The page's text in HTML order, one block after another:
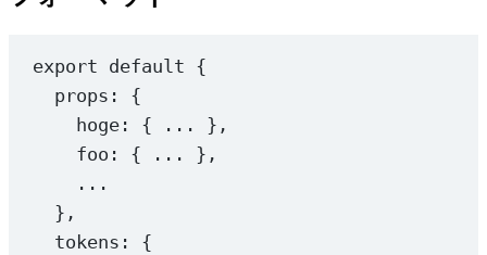
export default {
props: {
hoge: {
...
},
foo: {
...
},
...
},
tokens: {